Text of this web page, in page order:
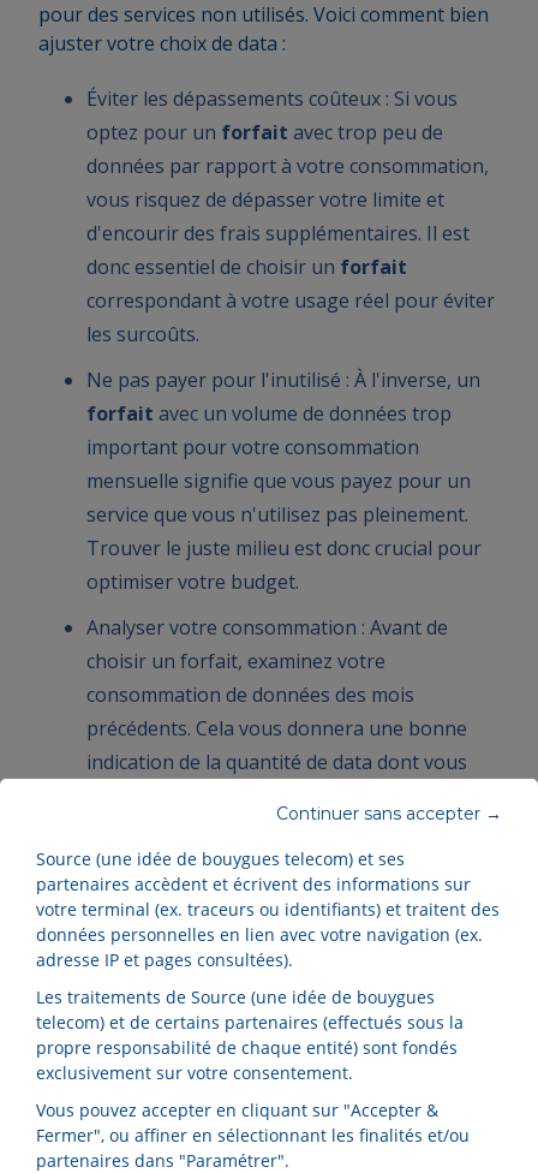
pour des services non utilisés. Voici comment bien
ajuster votre choix de data :
Éviter les dépassements coûteux : Si vous
optez pour un forfait avec trop peu de
données par rapport à votre consommation,
vous risquez de dépasser votre limite et
d'encourir des frais supplémentaires. Il est
donc essentiel de choisir un forfait
correspondant à votre usage réel pour éviter
les surcoûts.
Ne pas payer pour l'inutilisé : À l'inverse, un
forfait avec un volume de données trop
important pour votre consommation
mensuelle signifie que vous payez pour un
service que vous n'utilisez pas pleinement.
Trouver le juste milieu est donc crucial pour
optimiser votre budget.
Analyser votre consommation : Avant de
choisir un forfait, examinez votre
consommation de données des mois
précédents. Cela vous donnera une bonne
indication de la quantité de data dont vous
forfaitsqui offrent la possibilité d'ajuster
votre allocation de données au fil du temps,
selon l'évolution de vos besoins.
En plus de proposer unforfait flexible
mauvaises surprises,Source Mobile innove en
transformant les gigas non consommés en fin
de mois en gouttesgrâce à leur partenariat avec
Lilo. Ces gouttes représentent une monnaie
virtuelle qui peut être attribuée à plus de 1 000
associations. Ce mécanisme offre une dimension
Source (une idée de bouygues telecom) et ses
partenaires accèdent et écrivent des informations sur
votre terminal (ex. traceurs ou identifiants) et traitent des
données personnelles en lien avec votre navigation (ex.
adresse IP et pages consultées).
Les traitements de Source (une idée de bouygues
telecom) et de certains partenaires (effectués sous la
propre responsabilité de chaque entité) sont fondés
exclusivement sur votre consentement.
Vous pouvez accepter en cliquant sur "Accepter &
Fermer", ou affiner en sélectionnant les finalités et/ou
partenaires dans "Paramétrer".
Continuer sans accepter →